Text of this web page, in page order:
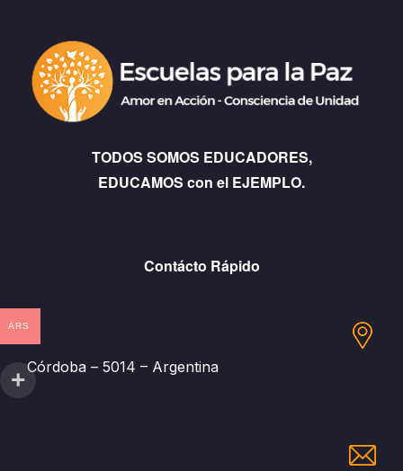
TODOS SOMOS EDUCADORES,
EDUCAMOS con el EJEMPLO.
Contácto Rápido
Córdoba – 5014 – Argentina
ARS